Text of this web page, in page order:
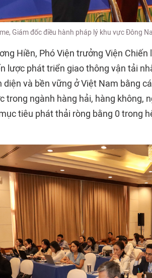
Giám đốc điều hành pháp lý khu vực Đông
Hiền, Phó Viện trưởng Viện
lược phát triển giao thông vận tải
và bền vững ở Việt Nam bằng
trong ngành hàng hải, hàng không,
tiêu phát thải ròng bằng 0 trong